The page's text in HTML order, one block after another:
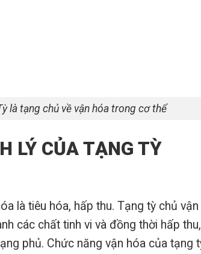
là tạng chủ về vận hóa trong cơ thể
LÝ CỦA TẠNG TỲ
là tiêu hóa, hấp thu. Tạng tỳ chủ
các chất tinh vi và đồng thời hấp
phủ. Chức năng vận hóa của tạng